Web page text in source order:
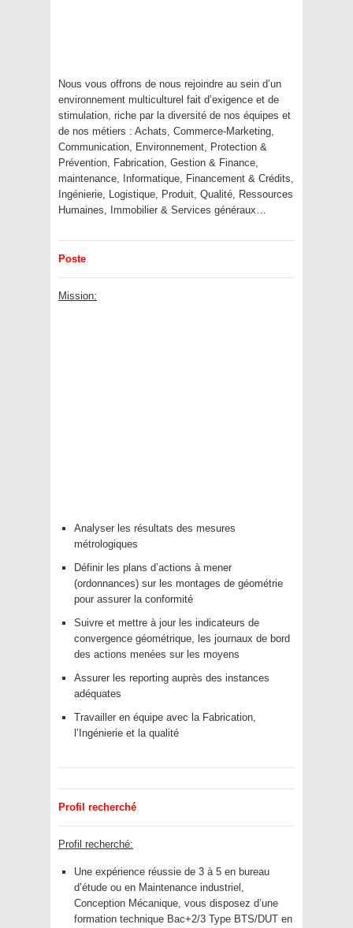
Nous vous offrons de nous rejoindre au sein d’un
environnement multiculturel fait d’exigence et de
stimulation, riche par la diversité de nos équipes et
de nos métiers : Achats, Commerce-Marketing,
Communication, Environnement, Protection &
Prévention, Fabrication, Gestion & Finance,
maintenance, Informatique, Financement & Crédits,
Ingénierie, Logistique, Produit, Qualité, Ressources
Humaines, Immobilier & Services généraux…
Poste
Mission:
Analyser les résultats des mesures
métrologiques
Définir les plans d’actions à mener
(ordonnances) sur les montages de géométrie
pour assurer la conformité
Suivre et mettre à jour les indicateurs de
convergence géométrique, les journaux de bord
des actions menées sur les moyens
Assurer les reporting auprès des instances
adéquates
Travailler en équipe avec la Fabrication,
l’Ingénierie et la qualité
Profil recherché
Profil recherché:
Une expérience réussie de 3 à 5 en bureau
d’étude ou en Maintenance industriel,
Conception Mécanique, vous disposez d’une
formation technique Bac+2/3 Type BTS/DUT en